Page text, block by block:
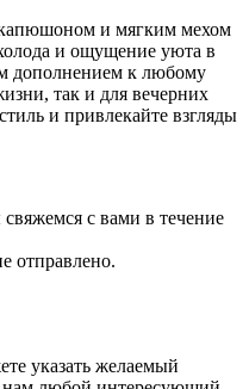
и мягким мехом
и ощущение уюта в
дополнением к любому
так и для вечерних
и привлекайте взгляды
с вами в течение
отправлено.
указать желаемый